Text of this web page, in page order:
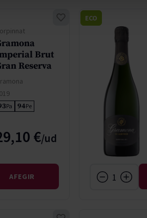
Brut
Reserva
Pa 94Pe
€
AFEGIR
ECO